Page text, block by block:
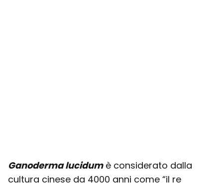
Ganoderma lucidumè considerato dalla
cultura cinese da 4000 anni come “il re